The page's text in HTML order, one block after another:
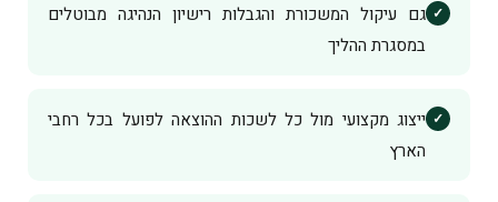
גם עיקול המשכורת והגבלות רישיון הנהיגה מבוטלים
במסגרת ההליך
ייצוג מקצועי מול כל לשכות ההוצאה לפועל בכל רחבי
הארץ